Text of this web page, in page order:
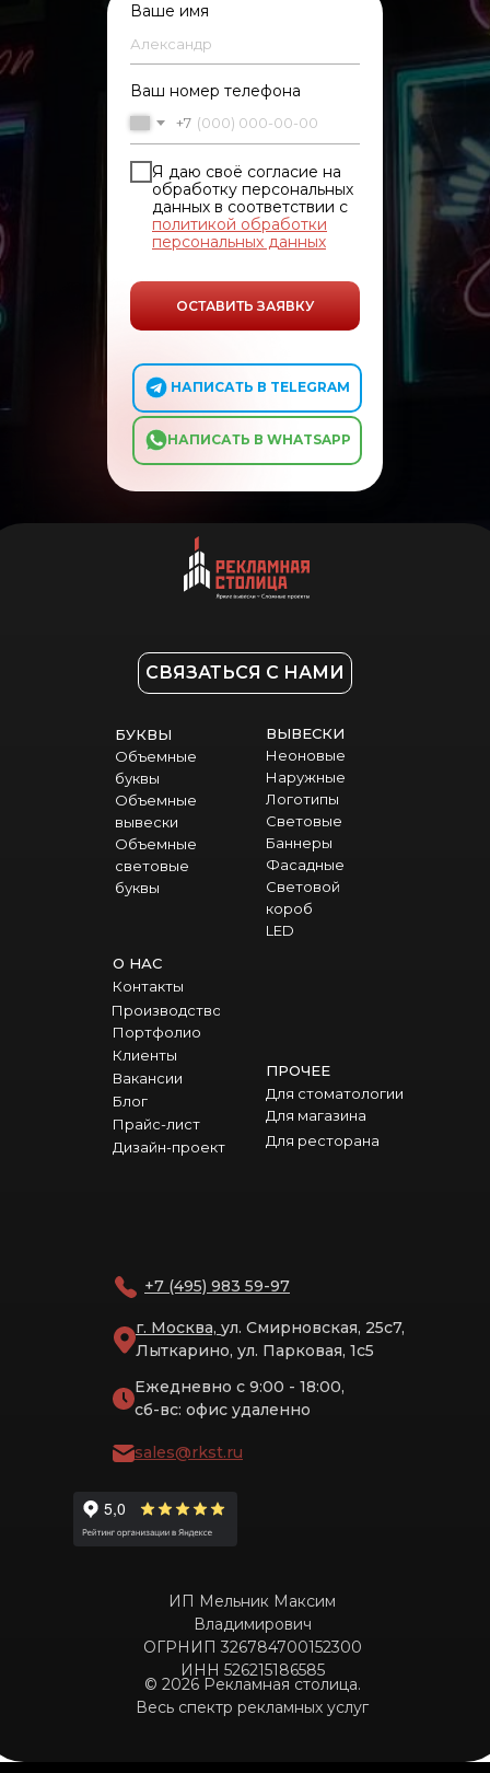
Ваше имя
Ваш номер телефона
+7
Я даю своё согласие на
обработку персональных
данных в соответствии с
политикой обработки
персональных данных
ОСТАВИТЬ ЗАЯВКУ
СВЯЗАТЬСЯ С НАМИ
БУКВЫ
Объемные
буквы
Объемные
вывески
Объемные
световые
буквы
ВЫВЕСКИ
Неоновые
Наружные
Логотипы
Световые
Баннеры
Фасадные
Световой
короб
LED
ПРОЧЕЕ
Для стоматологии
Для магазина
Для ресторана
О НАС
Контакты
Производство
Портфолио
Клиенты
Вакансии
Блог
Прайс-лист
Дизайн-проект
⠀ ⠀ НАПИСАТЬ В TELEGRAM
© 2026 Рекламная столица.
Весь спектр рекламных услуг
ИП Мельник Максим
Владимирович
ОГРНИП 326784700152300
ИНН 526215186585
г. Москва, ул. Смирновская, 25с7,
Лыткарино, ул. Парковая, 1с5
Ежедневно с 9:00 - 18:00,
сб-вс: офис удаленно
sales@rkst.ru
+7 (495) 983 59-97
⠀ ⠀НАПИСАТЬ В WHATSAPP